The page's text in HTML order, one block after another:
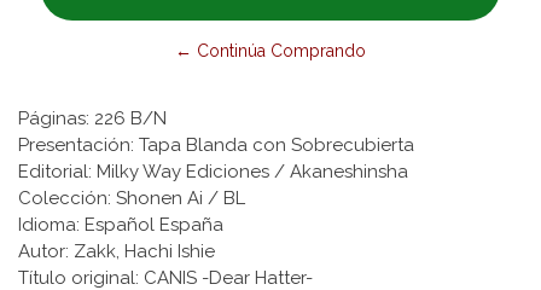
← Continúa Comprando
Páginas: 226 B/N
Presentación: Tapa Blanda con Sobrecubierta
Editorial: Milky Way Ediciones / Akaneshinsha
Colección: Shonen Ai / BL
Idioma: Español España
Autor: Zakk, Hachi Ishie
Título original: CANIS -Dear Hatter-